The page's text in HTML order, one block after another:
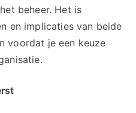
beheer. Het is
en implicaties van beide
voordat je een keuze